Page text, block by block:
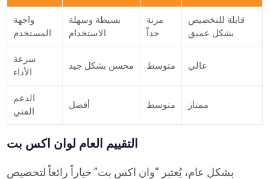
واجهة
المستخدم
بسيطة وسهلة
الاستخدام
مرنة
جداً
قابلة للتخصيص
بشكل عميق
سرعة
الأداء
محسن بشكل جيد متوسط عالي
الدعم
الفني
أفضل متوسط ممتاز
التقييم العام لوان اكس بت
بشكل عام، يُعتبر “وان اكس بت” خياراً رائعاً لتخصيص